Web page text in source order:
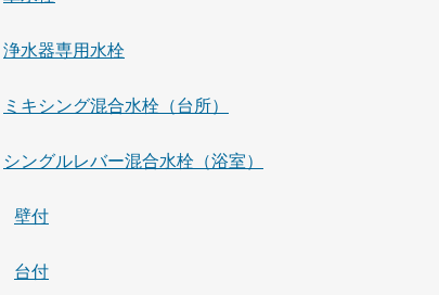
浄水器専用水栓
ミキシング混合水栓（台所）
シングルレバー混合水栓（浴室）
壁付
台付